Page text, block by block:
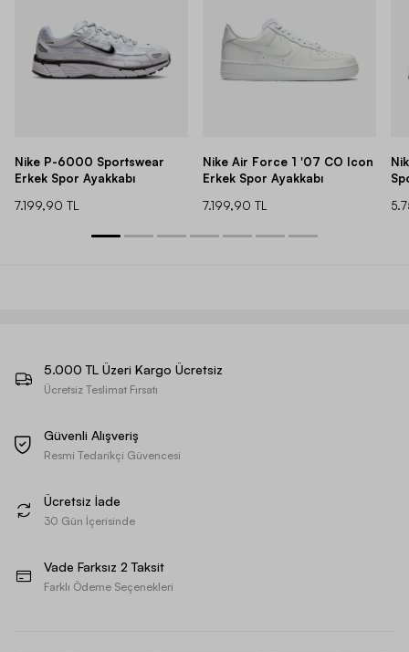
Nike P-6000 Sportswear
Erkek Spor Ayakkabı
7.199,90 TL
Nike Air Force 1 '07 CO Icon
Erkek Spor Ayakkabı
7.199,90 TL
5.000 TL Üzeri Kargo Ücretsiz
Ücretsiz Teslimat Fırsatı
Güvenli Alışveriş
Resmi Tedarikçi Güvencesi
Ücretsiz İade
30 Gün İçerisinde
Vade Farksız 2 Taksit
Farklı Ödeme Seçenekleri